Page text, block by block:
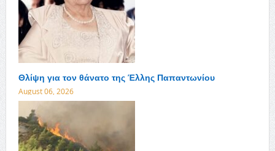
Θλίψη για τον θάνατο της Έλλης Παπαντωνίου
August 06, 2026